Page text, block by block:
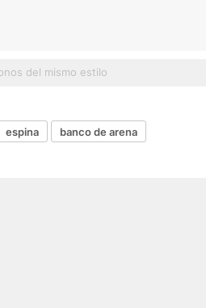
espina banco de arena